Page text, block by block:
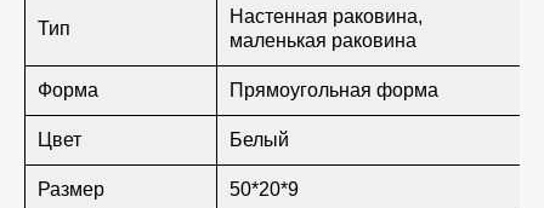
Тип
Настенная раковина,
маленькая раковина
Форма Прямоугольная форма
Цвет Белый
Размер 50*20*9